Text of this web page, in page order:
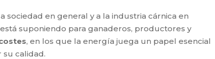
sociedad en general y a la industria cárnica en
suponiendo para ganaderos, productores y
, en los que la energía juega un papel esencial
su calidad.